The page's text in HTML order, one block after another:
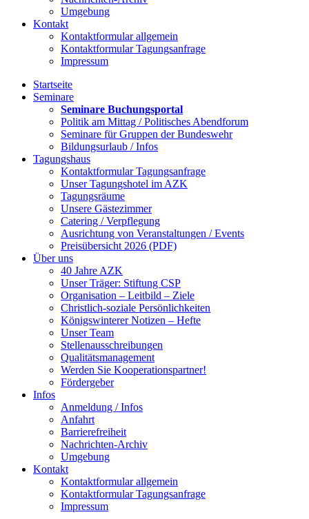
Umgebung
Kontakt
Kontaktformular allgemein
Kontaktformular Tagungsanfrage
Impressum
Startseite
Seminare
Seminare Buchungsportal
Politik am Mittag / Politisches Abendforum
Seminare für Gruppen der Bundeswehr
Bildungsurlaub / Infos
Tagungshaus
Kontaktformular Tagungsanfrage
Unser Tagungshotel im AZK
Tagungsräume
Unsere Gästezimmer
Catering / Verpflegung
Ausrichtung von Veranstaltungen / Events
Preisübersicht 2026 (PDF)
Über uns
40 Jahre AZK
Unser Träger: Stiftung CSP
Organisation – Leitbild – Ziele
Christlich-soziale Persönlichkeiten
Königswinterer Notizen – Hefte
Unser Team
Stellenausschreibungen
Qualitätsmanagement
Werden Sie Kooperationspartner!
Fördergeber
Infos
Anmeldung / Infos
Anfahrt
Barrierefreiheit
Nachrichten-Archiv
Umgebung
Kontakt
Kontaktformular allgemein
Kontaktformular Tagungsanfrage
Impressum